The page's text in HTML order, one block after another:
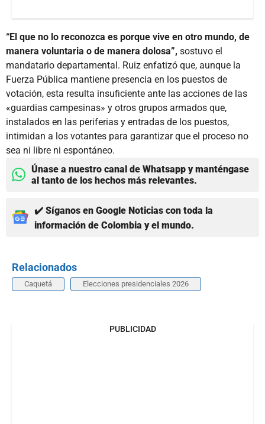
“El que no lo reconozca es porque vive en otro mundo, de
manera voluntaria o de manera dolosa”, sostuvo el
mandatario departamental. Ruiz enfatizó que, aunque la
Fuerza Pública mantiene presencia en los puestos de
votación, esta resulta insuficiente ante las acciones de las
«guardias campesinas» y otros grupos armados que,
instalados en las periferias y entradas de los puestos,
intimidan a los votantes para garantizar que el proceso no
sea ni libre ni espontáneo.
Únase a nuestro canal de Whatsapp y manténgase
al tanto de los hechos más relevantes.
✔️ Síganos en Google Noticias con toda la
información de Colombia y el mundo.
Relacionados
Caquetá Elecciones presidenciales 2026
PUBLICIDAD